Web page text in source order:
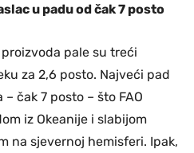
u padu od čak 7 posto
pale su treći
za 2,6 posto. Najveći pad
čak 7 posto – što FAO
iz Okeanije i slabijom
na sjevernoj hemisferi. Ipak,